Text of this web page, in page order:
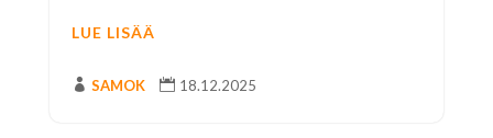
LUE LISÄÄ
 SAMOK  18.12.2025